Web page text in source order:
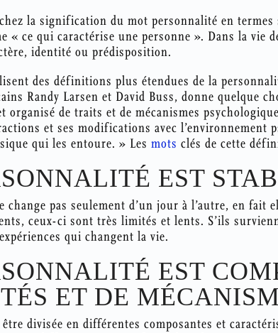
la signification du mot personnalité en
« ce qui caractérise une personne ». Dans la vie
identité ou prédisposition.
des définitions plus étendues de la
Randy Larsen et David Buss, donne quelque
organisé de traits et de mécanismes
et ses modifications avec l’environnement
qui les entoure. » Les mots clés de cette
EST
change pas seulement d’un jour à l’autre, en fait
ceux-ci sont très limités et lents. S’ils
qui changent la vie.
EST
ET DE
divisée en différentes composantes et